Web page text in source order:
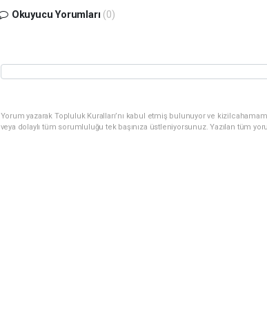
Okuyucu Yorumları (0)
Yorum yazarak Topluluk Kuralları’nı kabul etmiş bulunuyor ve
veya dolaylı tüm sorumluluğu tek başınıza üstleniyorsunuz. Yazılan tüm